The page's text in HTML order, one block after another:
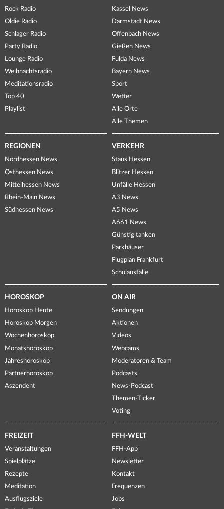
Rock Radio
Oldie Radio
Schlager Radio
Party Radio
Lounge Radio
Weihnachtsradio
Meditationsradio
Top 40
Playlist
Kassel News
Darmstadt News
Offenbach News
Gießen News
Fulda News
Bayern News
Sport
Wetter
Alle Orte
Alle Themen
REGIONEN
Nordhessen News
Osthessen News
Mittelhessen News
Rhein-Main News
Südhessen News
VERKEHR
Staus Hessen
Blitzer Hessen
Unfälle Hessen
A3 News
A5 News
A661 News
Günstig tanken
Parkhäuser
Flugplan Frankfurt
Schulausfälle
HOROSKOP
Horoskop Heute
Horoskop Morgen
Wochenhoroskop
Monatshoroskop
Jahreshoroskop
Partnerhoroskop
Aszendent
ON AIR
Sendungen
Aktionen
Videos
Webcams
Moderatoren & Team
Podcasts
News-Podcast
Themen-Ticker
Voting
FREIZEIT
Veranstaltungen
Spielplätze
Rezepte
Meditation
Ausflugsziele
FFH-WELT
FFH-App
Newsletter
Kontakt
Frequenzen
Jobs